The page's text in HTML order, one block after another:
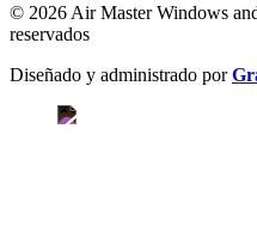
© 2026 Air Master Windows
reservados
Diseñado y administrado por